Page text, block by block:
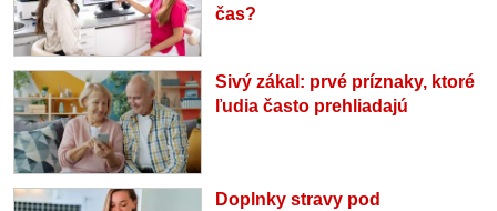
čas?
Sivý zákal: prvé príznaky, ktoré
ľudia často prehliadajú
Doplnky stravy pod